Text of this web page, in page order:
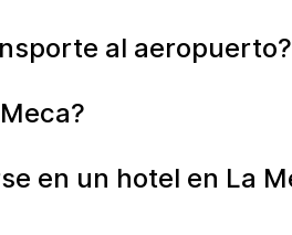
al aeropuerto?
en un hotel en La